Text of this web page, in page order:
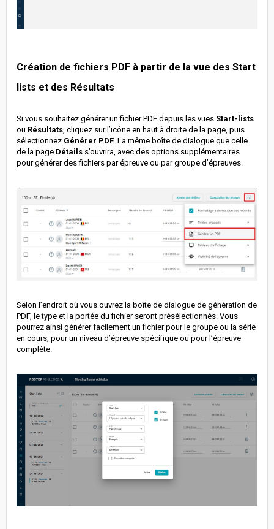
Création de fichiers PDF à partir de la vue des Start
lists et des Résultats
Si vous souhaitez générer un fichier PDF depuis les vues Start-lists
ou Résultats, cliquez sur l’icône en haut à droite de la page, puis
sélectionnez Générer PDF. La même boîte de dialogue que celle
de la page Détails s’ouvrira, avec des options supplémentaires
pour générer des fichiers par épreuve ou par groupe d’épreuves.
Selon l’endroit où vous ouvrez la boîte de dialogue de génération de
PDF, le type et la portée du fichier seront présélectionnés. Vous
pourrez ainsi générer facilement un fichier pour le groupe ou la série
en cours, pour un niveau d’épreuve spécifique ou pour l’épreuve
complète.